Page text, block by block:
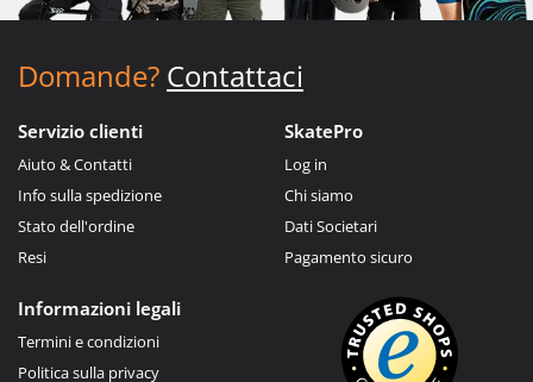
Domande? Contattaci
Servizio clienti
Aiuto & Contatti
Info sulla spedizione
Stato dell'ordine
Resi
SkatePro
Log in
Chi siamo
Dati Societari
Pagamento sicuro
Informazioni legali
Termini e condizioni
Politica sulla privacy